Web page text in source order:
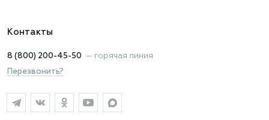
Контакты
8 (800) 200-45-50 — горячая линия
Перезвонить?